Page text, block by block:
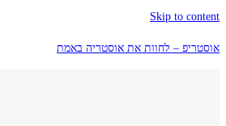
Skip to
– לחוות את אוסטריה באמת